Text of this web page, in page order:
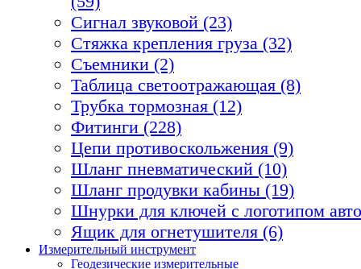
Сигнал звуковой (23)
Стяжка крепления груза (32)
Съемники (2)
Таблица светоотражающая (8)
Трубка тормозная (12)
Фитинги (228)
Цепи противоскольжения (9)
Шланг пневматический (10)
Шланг продувки кабины (19)
Шнурки для ключей с логотипом
Ящик для огнетушителя (6)
Измерительный инструмент
Геодезические измерительные